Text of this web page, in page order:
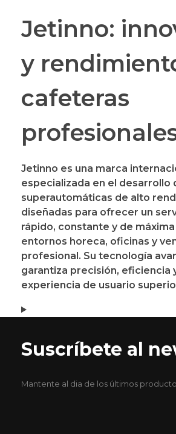
Jetinno:
y
cafeteras
Jetinno es una marca
especializada en el desarrollo
superautomáticas de alto
diseñadas para ofrecer un
rápido, constante y de
entornos horeca, oficinas y
profesional . Su tecnología
garantiza precisión, eficiencia
experiencia de usuario
Suscríbete al
Mantente al dia de los últimos